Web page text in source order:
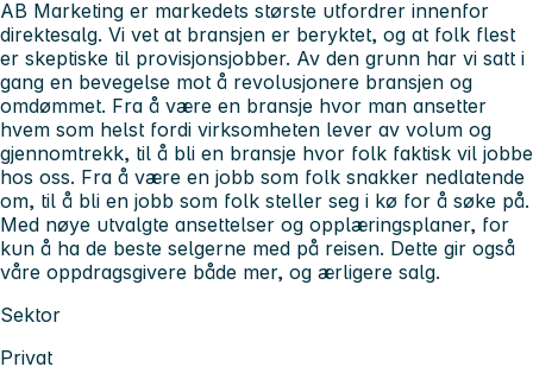
AB Marketing er markedets største utfordrer innenfor
direktesalg. Vi vet at bransjen er beryktet, og at folk flest
er skeptiske til provisjonsjobber. Av den grunn har vi satt i
gang en bevegelse mot å revolusjonere bransjen og
omdømmet. Fra å være en bransje hvor man ansetter
hvem som helst fordi virksomheten lever av volum og
gjennomtrekk, til å bli en bransje hvor folk faktisk vil jobbe
hos oss. Fra å være en jobb som folk snakker nedlatende
om, til å bli en jobb som folk steller seg i kø for å søke på.
Med nøye utvalgte ansettelser og opplæringsplaner, for
kun å ha de beste selgerne med på reisen. Dette gir også
våre oppdragsgivere både mer, og ærligere salg.
Sektor
Privat